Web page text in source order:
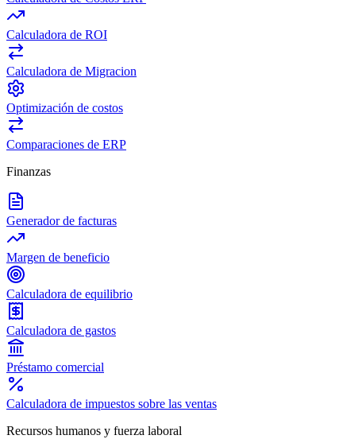
Calculadora de ROI
Calculadora de Migracion
Optimización de costos
Comparaciones de ERP
Finanzas
Generador de facturas
Margen de beneficio
Calculadora de equilibrio
Calculadora de gastos
Préstamo comercial
Calculadora de impuestos sobre las ventas
Recursos humanos y fuerza laboral